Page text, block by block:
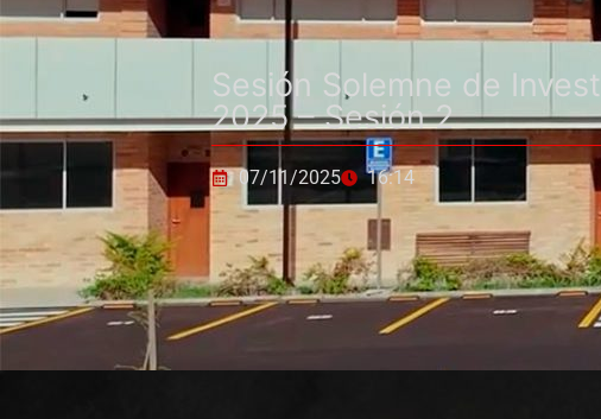
Sesión Solemne de
2025 – Sesión 2
07/11/2025 16:14